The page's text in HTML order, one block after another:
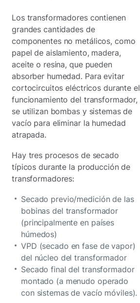
Los transformadores contienen
grandes cantidades de
componentes no metálicos, como
papel de aislamiento, madera,
aceite o resina, que pueden
absorber humedad. Para evitar
cortocircuitos eléctricos durante el
funcionamiento del transformador,
se utilizan bombas y sistemas de
vacío para eliminar la humedad
atrapada.
Hay tres procesos de secado
típicos durante la producción de
transformadores:
Secado previo/medición de las
bobinas del transformador
(principalmente en países
húmedos)
VPD (secado en fase de vapor)
del núcleo del transformador
Secado final del transformador
montado (a menudo operado
con sistemas de vacío móviles).